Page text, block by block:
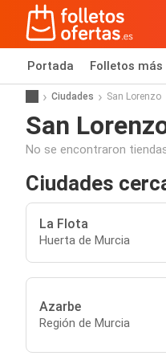
Portada Folletos más
Ciudades San Lorenzo
San
No se encontraron
Ciudades
La Flota
Huerta de Murcia
Azarbe
Región de Murcia